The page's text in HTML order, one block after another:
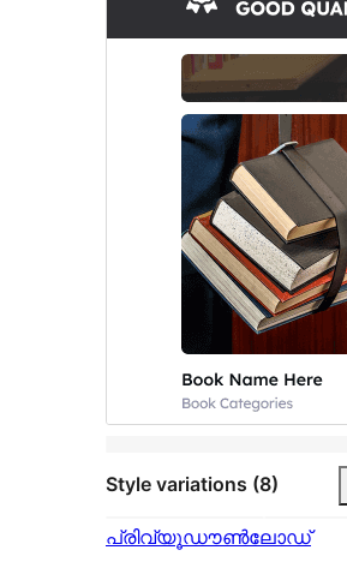
Style variations (8)
പ്രിവ്യൂഡൗൺലോഡ്